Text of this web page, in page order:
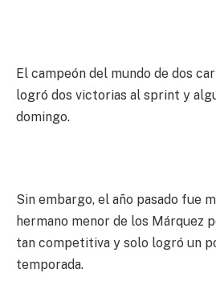
El campeón del mundo de dos
logró dos victorias al sprint y
domingo.
Sin embargo, el año pasado fue
hermano menor de los Márquez
tan competitiva y solo logró un
temporada.